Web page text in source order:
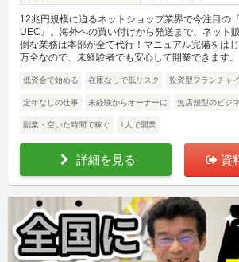
12兆円規模に迫るネットショップ業界で今注目の
UEC』。海外への買い付けから発送まで、ネット
倒な業務は本部が全て代行！マニュアル完備をは
万全なので、未経験者でも安心して開業できます。
低資金で始める 在庫なしで低リスク 投資型フランチャ
定年なしの仕事 未経験からオーナーに 無店舗型のビジ
副業・空いた時間で稼ぐ 1人で開業
詳細を見る 資